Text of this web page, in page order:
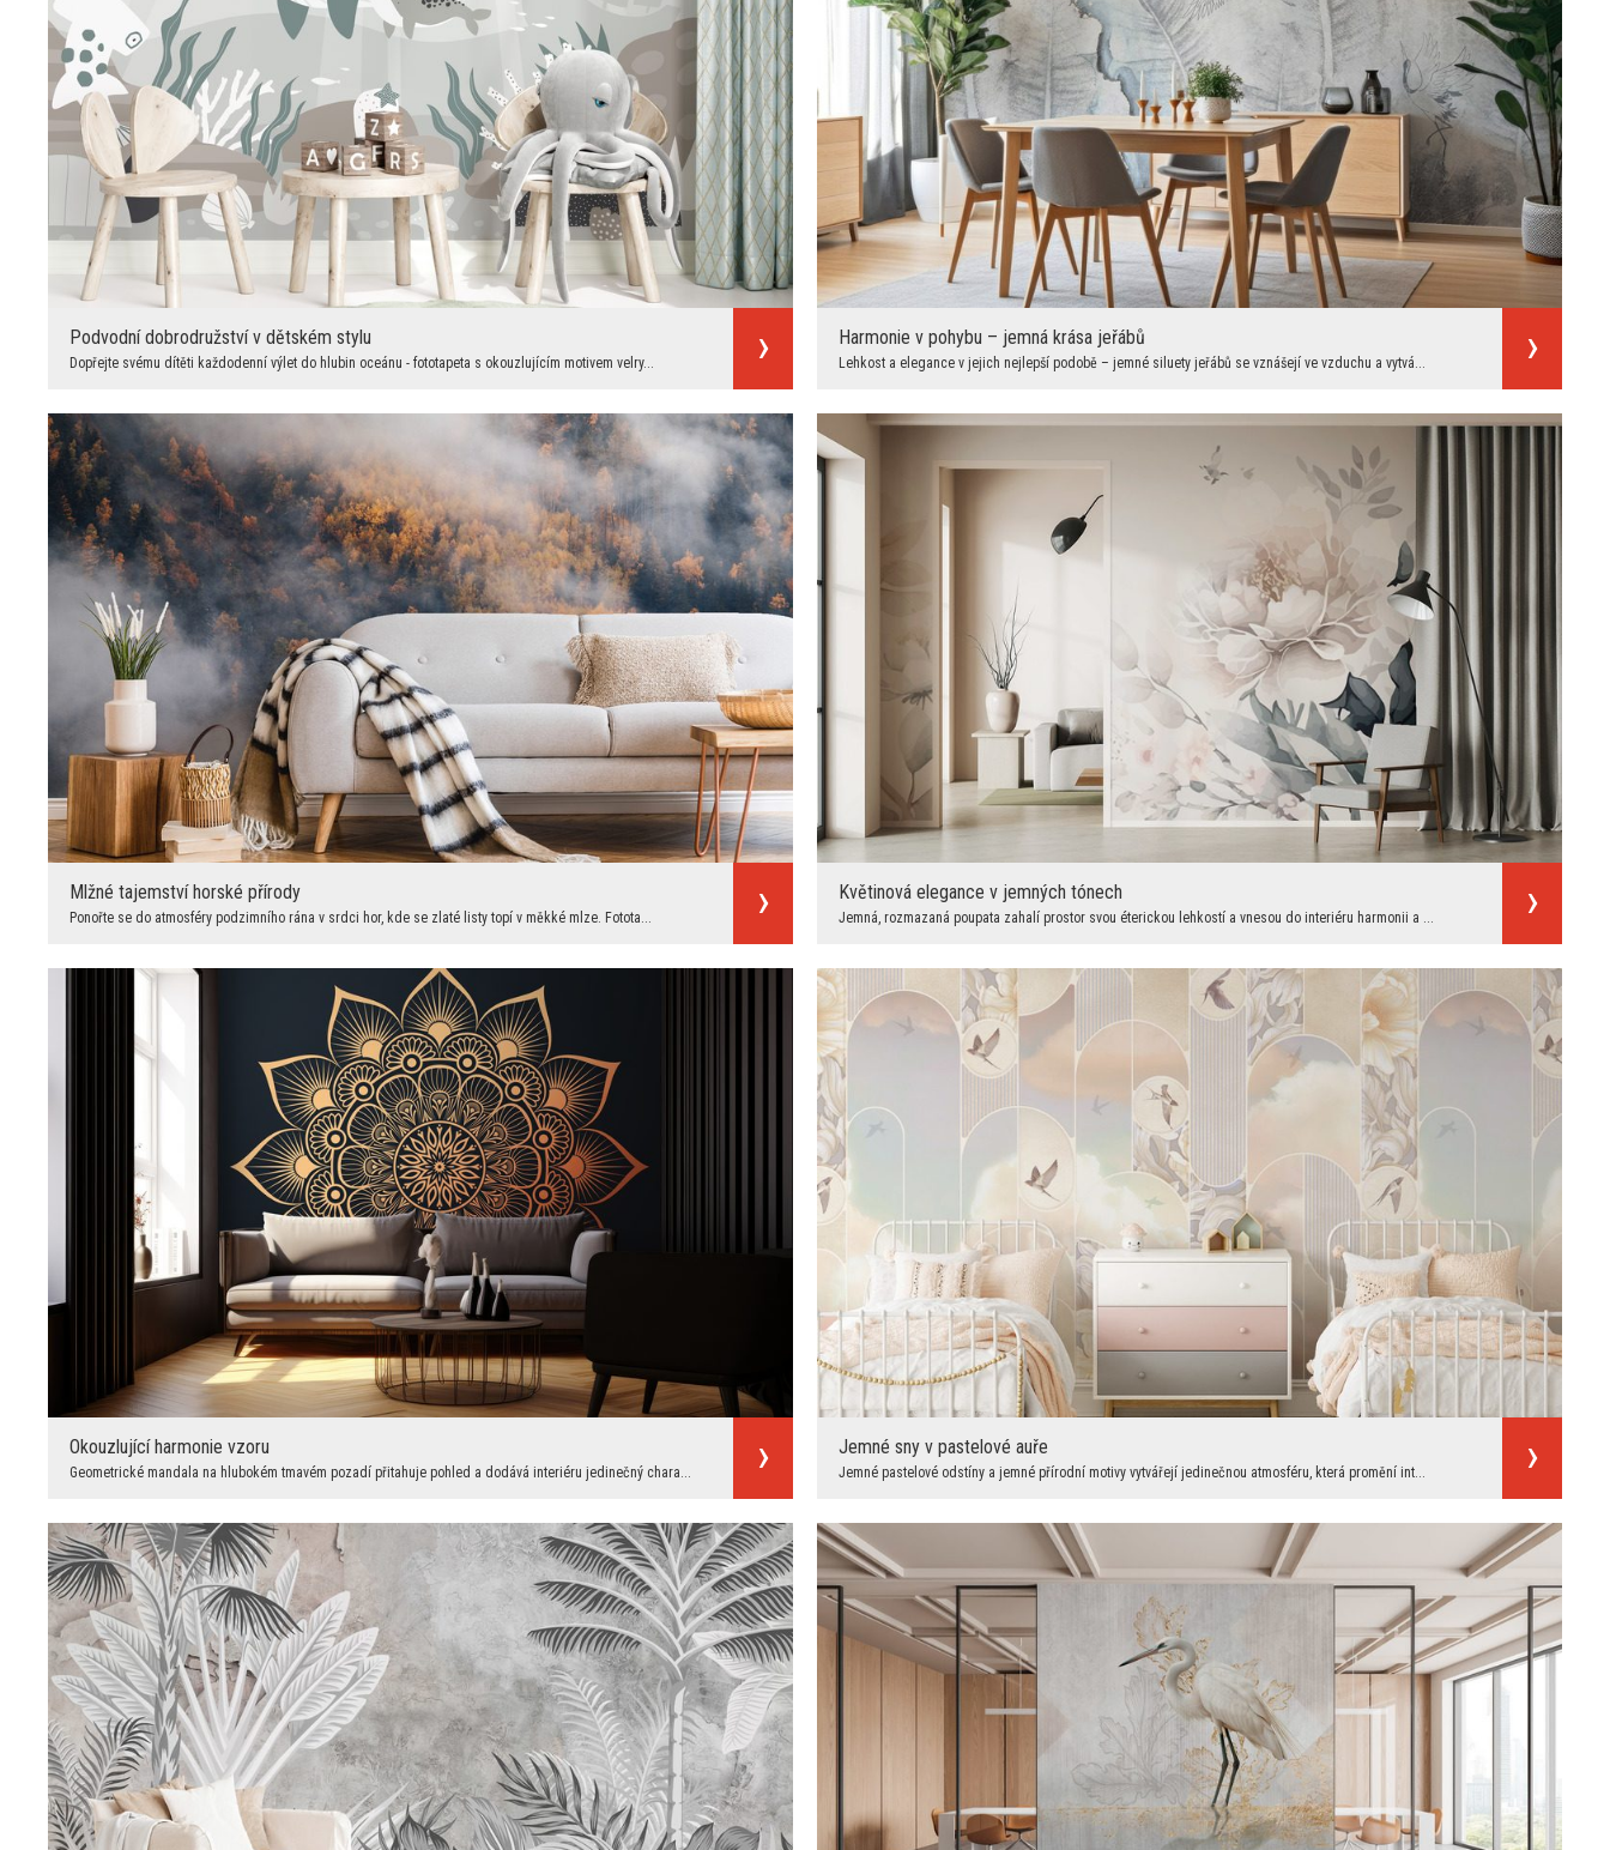
Podvodní dobrodružství v dětském stylu
Dopřejte svému dítěti každodenní výlet do hlubin oceánu - fototapeta s okouzlujícím motivem velry...
Harmonie v pohybu – jemná krása jeřábů
Lehkost a elegance v jejich nejlepší podobě – jemné siluety jeřábů se vznášejí ve vzduchu a vytvá...
Mlžné tajemství horské přírody
Ponořte se do atmosféry podzimního rána v srdci hor, kde se zlaté listy topí v měkké mlze. Fotota...
Květinová elegance v jemných tónech
Jemná, rozmazaná poupata zahalí prostor svou éterickou lehkostí a vnesou do interiéru harmonii a ...
Okouzlující harmonie vzoru
Geometrické mandala na hlubokém tmavém pozadí přitahuje pohled a dodává interiéru jedinečný chara...
Jemné sny v pastelové auře
Jemné pastelové odstíny a jemné přírodní motivy vytvářejí jedinečnou atmosféru, která promění int...